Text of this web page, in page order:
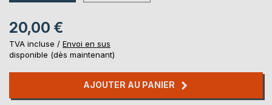
20,00 €
TVA incluse / Envoi en sus
disponible (dès maintenant)
AJOUTER AU PANIER